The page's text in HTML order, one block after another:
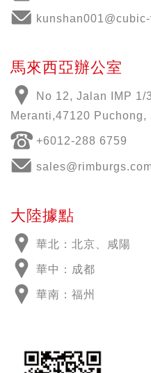
馬來西亞辦公室
No 12, Jalan IMP
Meranti,47120
+6012-288 6759
大陸據點
華北：北京、咸陽
華中：成都
華南：福州